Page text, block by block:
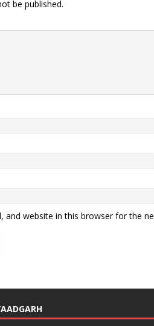
be published.
and website in this browser for the